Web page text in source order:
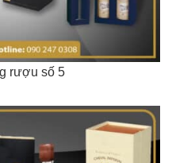
rượu số 5